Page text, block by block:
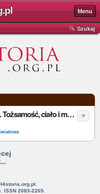
Menu
Szukaj
„Kobieta epoki wiktoriańskiej. Tożsamość, ciało i medykalizacja” – A. Gromkowska-Melosik - recenzja
ISSN 2083-2265.